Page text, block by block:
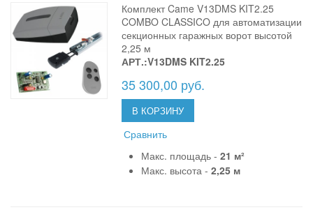
Комплект Came V13DMS KIT2.25
COMBO CLASSICO для автоматизации
секционных гаражных ворот высотой
2,25 м
АРТ.:V13DMS KIT2.25
35 300,00 руб.
В КОРЗИНУ
Сравнить
Макс. площадь -21 м²
Макс. высота -2,25 м